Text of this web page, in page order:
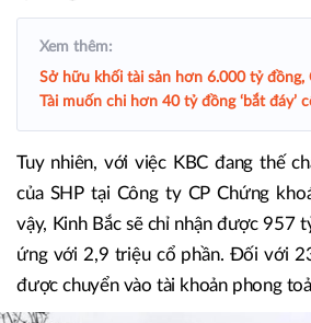
Sở hữu khối tài sản hơn 6.000 tỷ đồng,
Tài muốn chi hơn 40 tỷ đồng ‘bắt đáy’
Tuy nhiên, với việc KBC đang thế
của SHP tại Công ty CP Chứng
vậy, Kinh Bắc sẽ chỉ nhận được 957
ứng với 2,9 triệu cổ phần. Đối với
được chuyển vào tài khoản phong toả